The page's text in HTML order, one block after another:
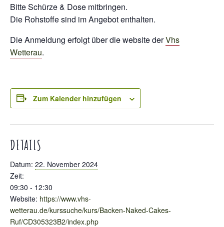
Bitte Schürze & Dose mitbringen.
Die Rohstoffe sind im Angebot enthalten.
Die Anmeldung erfolgt über die website derVhs
Wetterau.
Zum Kalender hinzufügen
DETAILS
Datum: 22. November 2024
Zeit:
09:30 - 12:30
Website: https://www.vhs-
wetterau.de/kurssuche/kurs/Backen-Naked-Cakes-
Ruf/CD305323B2/index.php